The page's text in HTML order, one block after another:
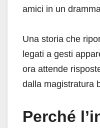
amici in un
Una storia che
legati a gesti
ora attende
dalla magistratura
Perché